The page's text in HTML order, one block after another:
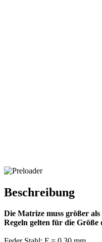
Beschreibung
Die Matrize muss größer
Regeln gelten für die Größe